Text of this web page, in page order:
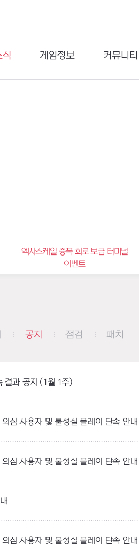
식 게임정보
세계관
커뮤니티
이슈게시판
엑사스케일 증폭 회로 보급 터미널
이벤트
공지 점검 패치
결과 공지 (1월 1주)
심 사용자 및 불성실 플레이 단속 안내
심 사용자 및 불성실 플레이 단속 안내
심 사용자 및 불성실 플레이 단속 안내